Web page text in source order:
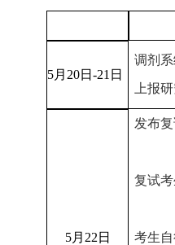
5月 20日 -21 日
调剂
上报
5月 22 日
发布
复试
考生